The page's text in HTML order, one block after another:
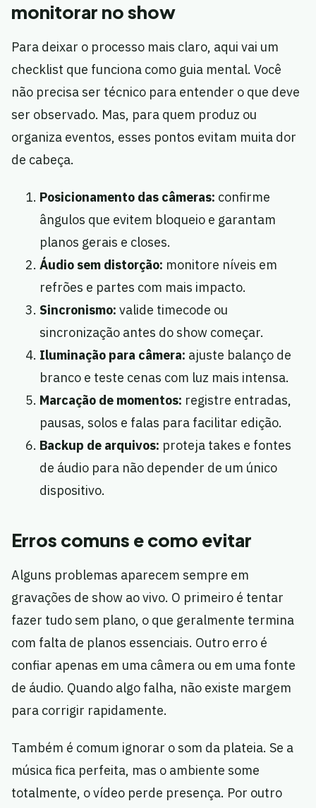
monitorar no show
Para deixar o processo mais claro, aqui vai um
checklist que funciona como guia mental. Você
não precisa ser técnico para entender o que deve
ser observado. Mas, para quem produz ou
organiza eventos, esses pontos evitam muita dor
de cabeça.
Posicionamento das câmeras: confirme
ângulos que evitem bloqueio e garantam
planos gerais e closes.
Áudio sem distorção: monitore níveis em
refrões e partes com mais impacto.
Sincronismo: valide timecode ou
sincronização antes do show começar.
Iluminação para câmera: ajuste balanço de
branco e teste cenas com luz mais intensa.
Marcação de momentos: registre entradas,
pausas, solos e falas para facilitar edição.
Backup de arquivos: proteja takes e fontes
de áudio para não depender de um único
dispositivo.
Erros comuns e como evitar
Alguns problemas aparecem sempre em
gravações de show ao vivo. O primeiro é tentar
fazer tudo sem plano, o que geralmente termina
com falta de planos essenciais. Outro erro é
confiar apenas em uma câmera ou em uma fonte
de áudio. Quando algo falha, não existe margem
para corrigir rapidamente.
Também é comum ignorar o som da plateia. Se a
música fica perfeita, mas o ambiente some
totalmente, o vídeo perde presença. Por outro